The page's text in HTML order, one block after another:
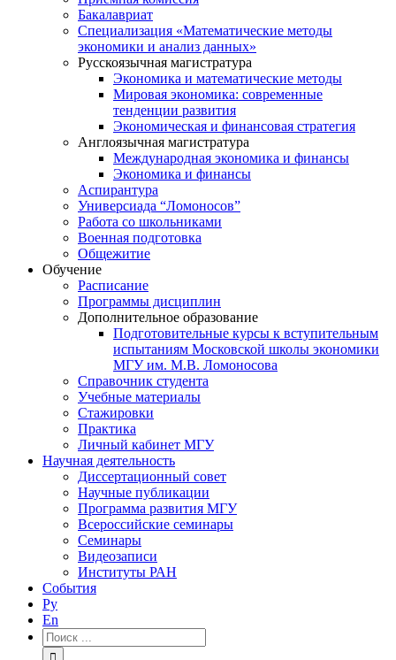
Бакалавриат
Специализация «Математические методы
экономики и анализ данных»
Русскоязычная магистратура
Экономика и математические методы
Мировая экономика: современные
тенденции развития
Экономическая и финансовая стратегия
Англоязычная магистратура
Международная экономика и финансы
Экономика и финансы
Аспирантура
Универсиада “Ломоносов”
Работа со школьниками
Военная подготовка
Общежитие
Обучение
Расписание
Программы дисциплин
Дополнительное образование
Подготовительные курсы к вступительным
испытаниям Московской школы экономики
МГУ им. М.В. Ломоносова
Справочник студента
Учебные материалы
Стажировки
Практика
Личный кабинет МГУ
Научная деятельность
Диссертационный совет
Научные публикации
Программа развития МГУ
Всероссийские семинары
Семинары
Видеозаписи
Институты РАН
События
Ру
En
Результат
поиска: